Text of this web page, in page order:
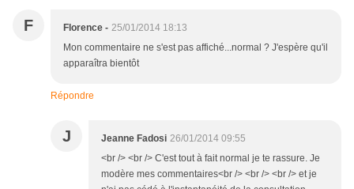
F Florence - 25/01/2014 18:13
Mon commentaire ne s'est pas affiché...normal ? J'espère qu'il
apparaîtra bientôt
Répondre
J Jeanne Fadosi 26/01/2014 09:55
<br /> <br /> C'est tout à fait normal je te rassure. Je
modère mes commentaires<br /> <br /> <br /> et je